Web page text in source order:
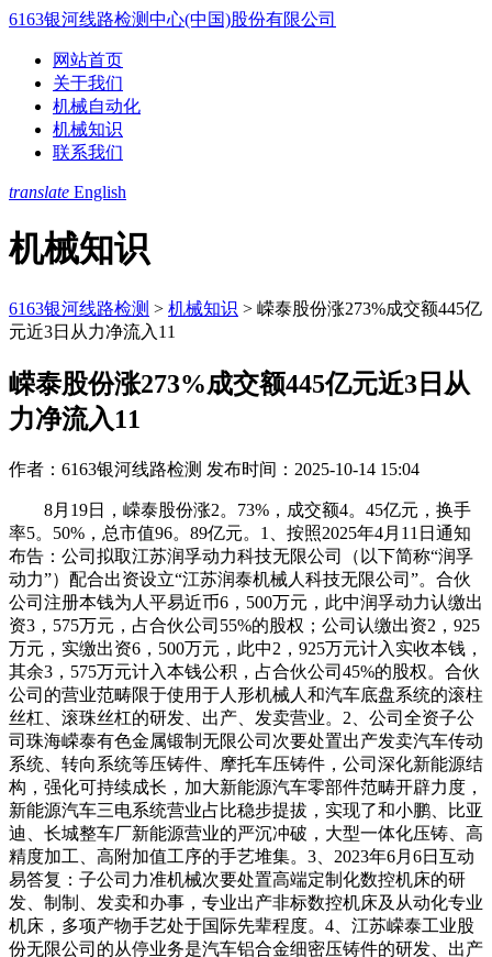
6163银河线路检测中心(中国)股份有限公司
网站首页
关于我们
机械自动化
机械知识
联系我们
translate English
机械知识
6163银河线路检测 > 机械知识 > 嵘泰股份涨273%成交额445亿
元近3日从力净流入11
嵘泰股份涨273%成交额445亿元近3日从
力净流入11
作者：6163银河线路检测 发布时间：2025-10-14 15:04
8月19日，嵘泰股份涨2。73%，成交额4。45亿元，换手
率5。50%，总市值96。89亿元。1、按照2025年4月11日通知
布告：公司拟取江苏润孚动力科技无限公司（以下简称“润孚
动力”）配合出资设立“江苏润泰机械人科技无限公司”。合伙
公司注册本钱为人平易近币6，500万元，此中润孚动力认缴出
资3，575万元，占合伙公司55%的股权；公司认缴出资2，925
万元，实缴出资6，500万元，此中2，925万元计入实收本钱，
其余3，575万元计入本钱公积，占合伙公司45%的股权。合伙
公司的营业范畴限于使用于人形机械人和汽车底盘系统的滚柱
丝杠、滚珠丝杠的研发、出产、发卖营业。2、公司全资子公
司珠海嵘泰有色金属锻制无限公司次要处置出产发卖汽车传动
系统、转向系统等压铸件、摩托车压铸件，公司深化新能源结
构，强化可持续成长，加大新能源汽车零部件范畴开辟力度，
新能源汽车三电系统营业占比稳步提拔，实现了和小鹏、比亚
迪、长城整车厂新能源营业的严沉冲破，大型一体化压铸、高
精度加工、高附加值工序的手艺堆集。3、2023年6月6日互动
易答复：子公司力准机械次要处置高端定制化数控机床的研
发、制制、发卖和办事，专业出产非标数控机床及从动化专业
机床，多项产物手艺处于国际先辈程度。4、江苏嵘泰工业股
份无限公司的从停业务是汽车铝合金细密压铸件的研发、出产